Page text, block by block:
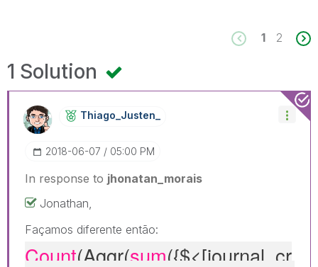
1 2
1 Solution
Thiago_Justen_
‎2018-06-07 05:00 PM
In response to jhonatan_morais
Jonathan,
Façamos diferente então:
Count(Aggr(sum({$<[journal_cr